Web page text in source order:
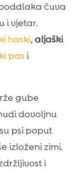
čuva
i vjetar.
haski, aljaški
pas i
gube
dovoljnu
psi poput
izloženi zimi.
i